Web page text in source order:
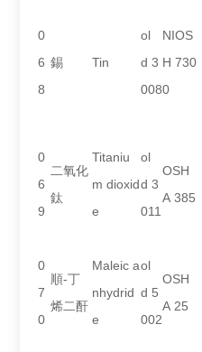
0
6
8
錫 Tin
ol
d 3
008
NIOS
H 730
0
0
6
9
二氧化
鈦
Titaniu
m dioxid
e
ol
d 3
011
OSH
A 385
0
7
0
順-丁
烯二酐
Maleic a
nhydrid
e
ol
d 5
002
OSH
A 25